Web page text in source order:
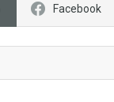
Facebook